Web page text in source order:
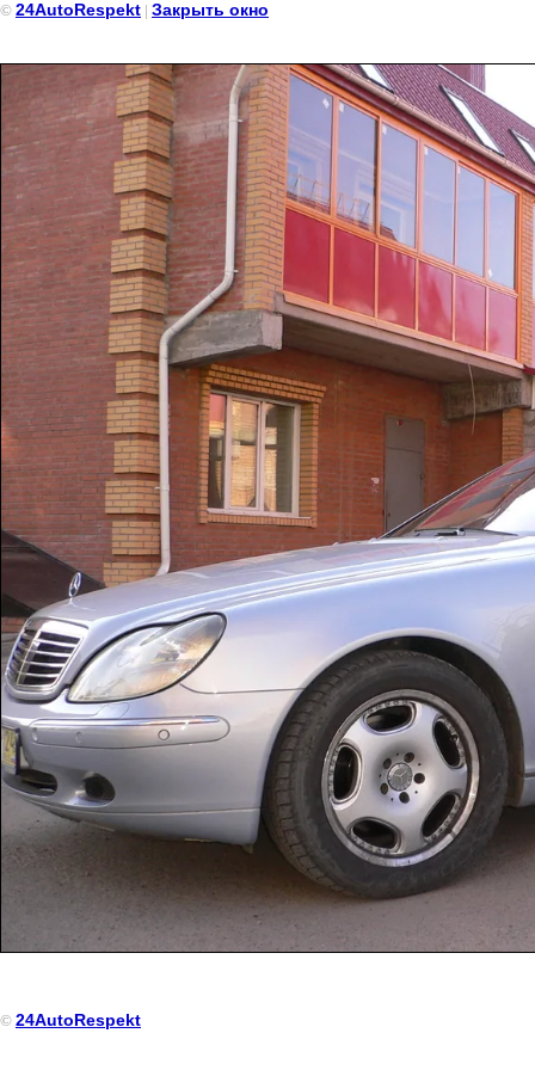
© 24AutoRespekt | Закрыть окно
© 24AutoRespekt